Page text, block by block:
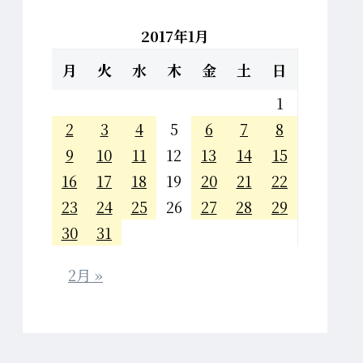
2017年1月
月
火 水 木 金 土
日
1
2
3 4 5 6 7
8
9
10 11 12 13 14
15
16
17 18 19 20 21
22
23
24 25 26 27 28
29
30
31
2月 »